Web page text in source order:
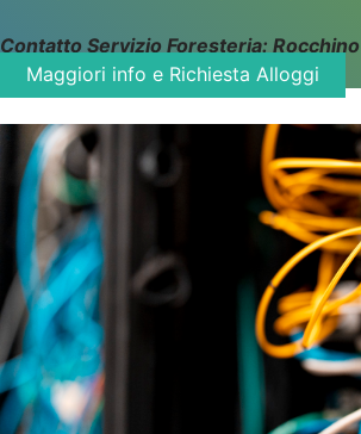
Contatto Servizio Foresteria:
Maggiori info e Richiesta Alloggi